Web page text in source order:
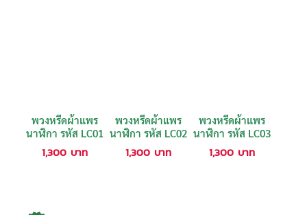
พวงหรีดผ้าแพร
นาฬิกา รหัส LC01
1,300 บาท
พวงหรีดผ้าแพร
นาฬิกา รหัส LC02
1,300 บาท
พวงหรีดผ้าแพร
นาฬิกา รหัส LC03
1,300 บาท